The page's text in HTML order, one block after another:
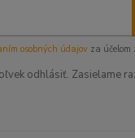
osobných údajov za
odhlásiť. Zasielame